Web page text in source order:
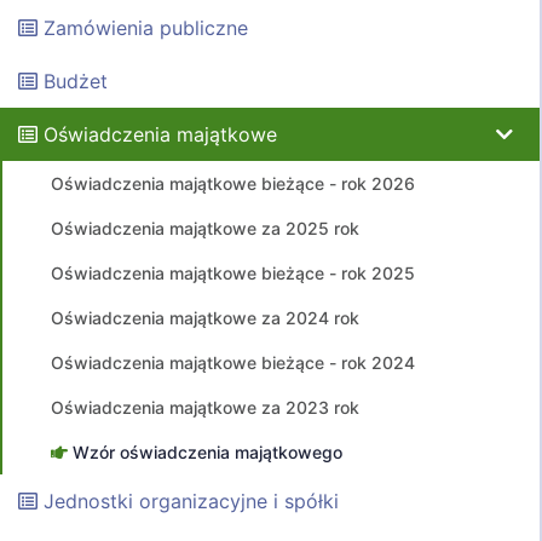
Zamówienia publiczne
Budżet
Oświadczenia majątkowe
Oświadczenia majątkowe bieżące - rok 2026
Oświadczenia majątkowe za 2025 rok
Oświadczenia majątkowe bieżące - rok 2025
Oświadczenia majątkowe za 2024 rok
Oświadczenia majątkowe bieżące - rok 2024
Oświadczenia majątkowe za 2023 rok
Wzór oświadczenia majątkowego
Jednostki organizacyjne i spółki